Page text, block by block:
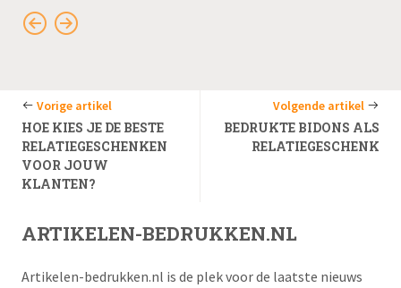
Vorige artikel
HOE KIES JE DE BESTE
RELATIEGESCHENKEN
VOOR JOUW
KLANTEN?
Volgende artikel
BEDRUKTE BIDONS ALS
RELATIEGESCHENK
ARTIKELEN-BEDRUKKEN.NL
Artikelen-bedrukken.nl is de plek voor de laatste nieuws